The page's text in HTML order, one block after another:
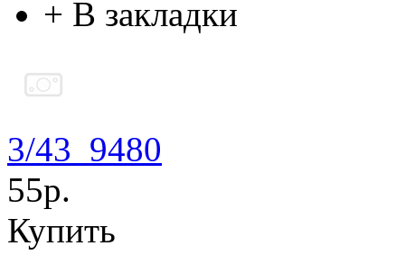
+ В закладки
3/43_9480
55р.
Купить